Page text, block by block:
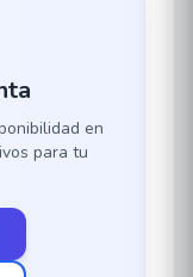
en
para tu